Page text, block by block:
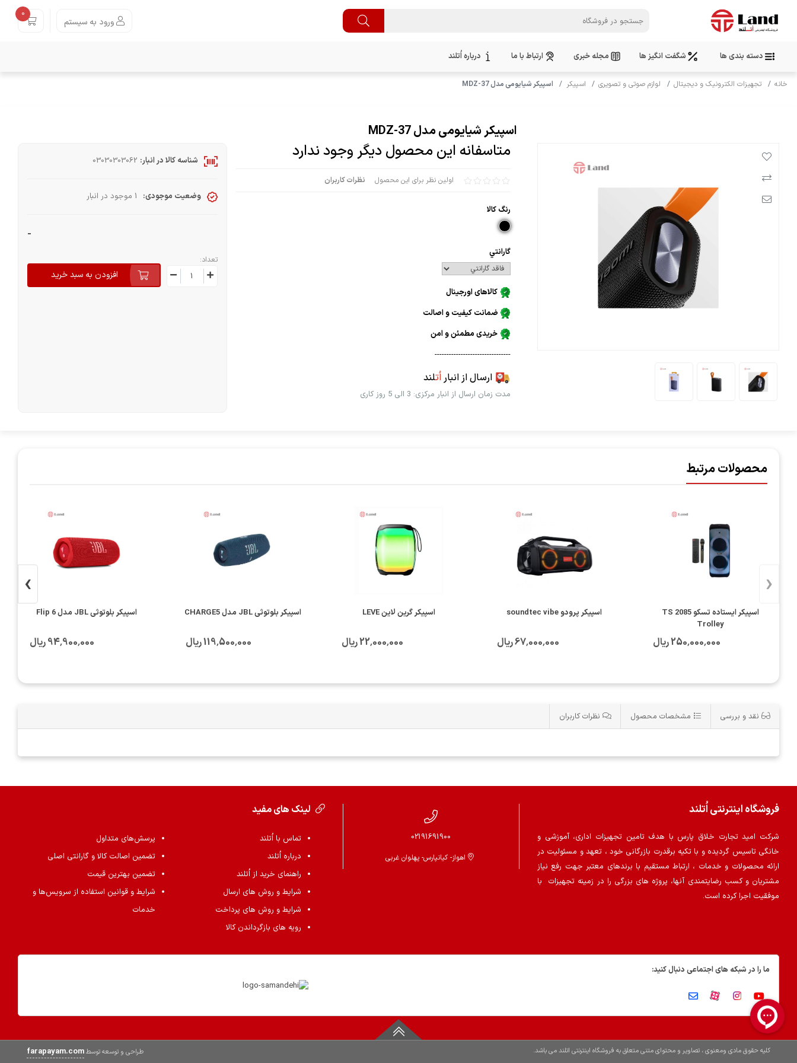
ورود به سیستم
0
دسته بندی ها شگفت انگیز ها مجله خبری ارتباط با ما درباره اُتلند
خانه تجهیزات الکترونیک و دیجیتال لوازم صوتی و تصویری اسپیکر اسپیکر شیایومی مدل MDZ-37
اسپیکر شیایومی مدل MDZ-37
متاسفانه این محصول دیگر وجود ندارد
اولین نظر برای این محصول نظرات کاربران
رنگ كالا
گارانتي
کالاهای اورجینال
ضمانت کیفیت و اصالت
خریدی مطمئن و امن
--------------------------------
ارسال از انباراُتلند
مدت زمان ارسال از انبار مرکزی: 3 الی 5 روز کاری
شناسه کالا در انبار: 03030303062
وضعیت موجودی: 1 موجود در انبار
-
تعداد:
افزودن به سبد خرید
محصولات مرتبط
اسپیکر ایستاده تسکو TS 2085
Trolley
250٬000٬000 ریال
اسپیکر پرودو soundtec vibe
67٬000٬000 ریال
اسپیکر گرین لاین LEVE
22٬000٬000 ریال
اسپیکر بلوتوثی JBL مدل CHARGE5
119٬500٬000 ریال
اسپیکر بلوتوثی JBL مدل Flip 6
94٬900٬000 ریال
‹
›
نقد و بررسی مشخصات محصول نظرات کاربران
فروشگاه اینترنتی اُتلند
شرکت امید تجارت خلاق پارس با هدف تامین تجهیزات اداری، آموزشی و
خانگی تاسیس گردیده و با تکیه برقدرت بازرگانی خود ، تعهد و مسئولیت در
ارائه محصولات و خدمات ، ارتباط مستقیم با برندهای معتبر جهت رفع نیاز
مشتریان و کسب رضایتمندی آنها، پروژه های بزرگی را در زمینه تجهیزات با
موفقیت اجرا کرده است.
02191691900
اهواز- کیانپارس- پهلوان غربی
لینک های مفید
تماس با اُتلند
درباره اُتلند
راهنمای خرید از اُتلند
شرایط و روش های ارسال
شرایط و روش های پرداخت
رویه های بازگرداندن کالا
پرسش‌های متداول
تضمین اصالت کالا و گارانتی اصلی
تضمین بهترین قیمت
شرایط و قوانین استفاده از سرویس‌ها و
خدمات
ما را در شبکه های اجتماعی دنبال کنید:
کلیه حقوق مادی ومعنوی ، تصاویر و محتوای متنی متعلق به فروشگاه اینترنتی اتلند می باشد. طراحی و توسعه توسطfarapayam.com